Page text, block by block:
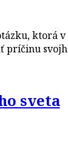
ktorá
príčinu
sveta